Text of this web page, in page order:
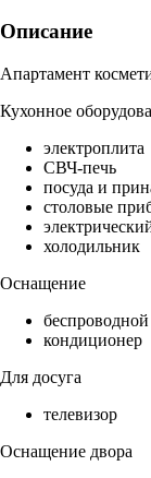
Описание
Апартамент
Кухонное
электроплита
СВЧ-печь
посуда и
столовые
холодильник
Оснащение
кондиционер
Для досуга
телевизор
Оснащение двора